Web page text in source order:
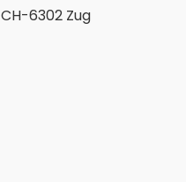
CH-6302 Zug